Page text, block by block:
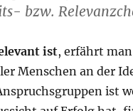
bzw.
ist, erfährt
Men­schen an der
ist